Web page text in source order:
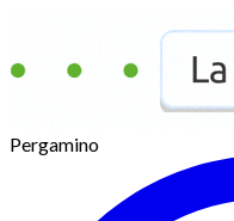
Pergamino